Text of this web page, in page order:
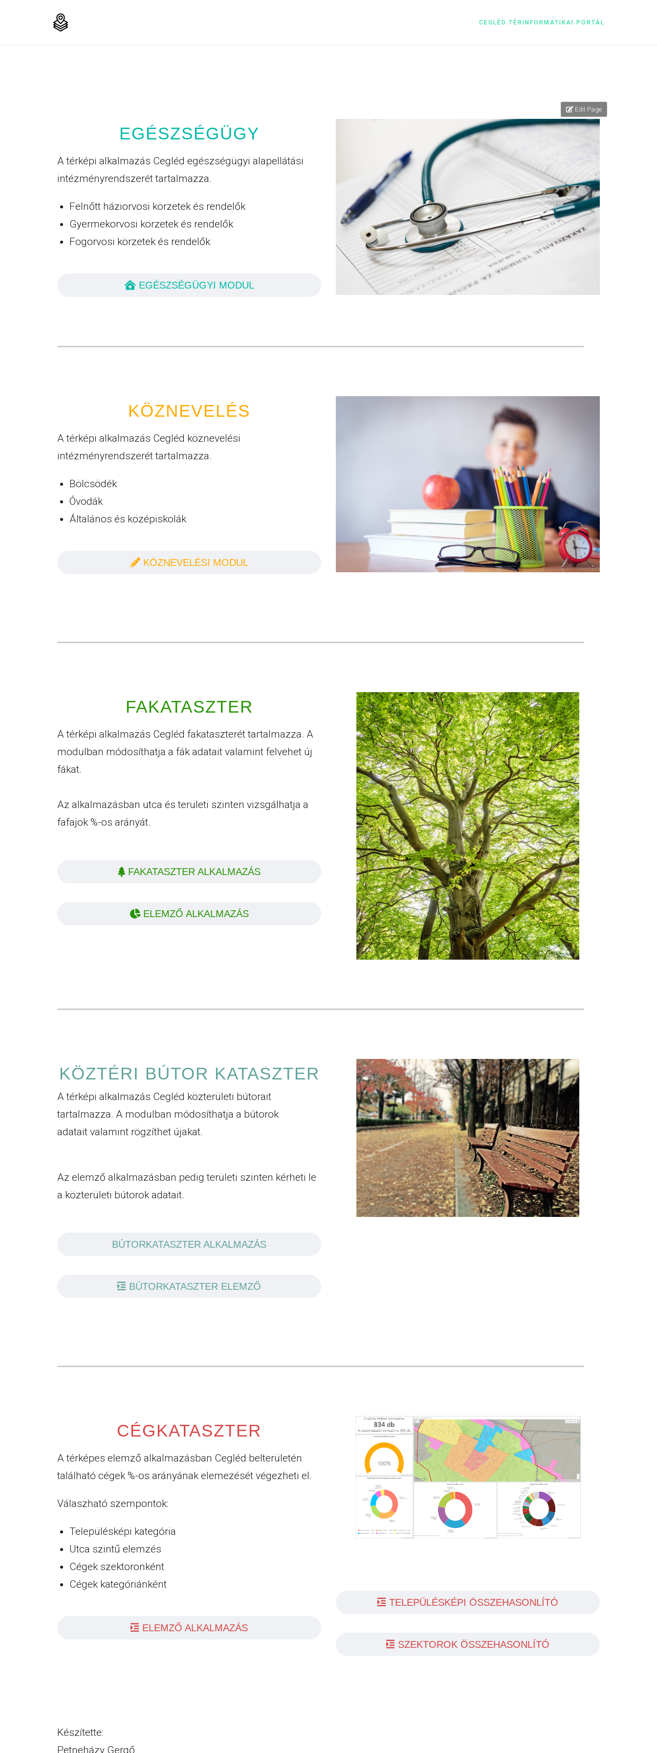
CEGLÉD TÉRINFORMATIKAI PORTÁL
EGÉSZSÉGÜGY
A térképi alkalmazás Cegléd egészségügyi alapellátási
intézményrendszerét tartalmazza.
Felnőtt háziorvosi körzetek és rendelők
Gyermekorvosi körzetek és rendelők
Fogorvosi körzetek és rendelők
EGÉSZSÉGÜGYI MODUL
KÖZNEVELÉS
A térképi alkalmazás Cegléd köznevelési
intézményrendszerét tartalmazza.
Bölcsödék
Óvodák
Általános és középiskolák
KÖZNEVELÉSI MODUL
FAKATASZTER
A térképi alkalmazás Cegléd fakataszterét tartalmazza. A
modulban módosíthatja a fák adatait valamint felvehet új
fákat.
Az alkalmazásban utca és területi szinten vizsgálhatja a
fafajok %-os arányát.
FAKATASZTER ALKALMAZÁS
ELEMZŐ ALKALMAZÁS
KÖZTÉRI BÚTOR KATASZTER
A térképi alkalmazás Cegléd közterületi bútorait
tartalmazza. A modulban módosíthatja a bútorok
adatait valamint rögzíthet újakat.
Az elemző alkalmazásban pedig területi szinten kérheti le
a közterületi bútorok adatait.
BÚTORKATASZTER ALKALMAZÁS
BÚTORKATASZTER ELEMZŐ
CÉGKATASZTER
A térképes elemző alkalmazásban Cegléd belterületén
található cégek %-os arányának elemezését végezheti el.
Válaszható szempontok:
Településképi kategória
Utca szintű elemzés
Cégek szektoronként
Cégek kategóriánként
ELEMZŐ ALKALMAZÁS
TELEPÜLÉSKÉPI ÖSSZEHASONLÍTÓ
SZEKTOROK ÖSSZEHASONLÍTÓ
Készítette:
Petneházy Gergő
Edit Page